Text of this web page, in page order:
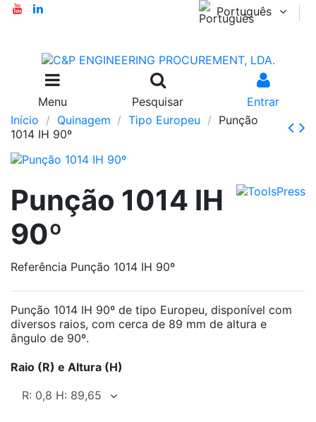
Português
Menu Pesquisar
Entrar
Início
Quinagem Tipo Europeu
Punção
1014 IH 90º
Punção 1014 IH
90º
Referência Punção 1014 IH 90º
Punção 1014 IH 90º de tipo Europeu, disponível com
diversos raios, com cerca de 89 mm de altura e
ângulo de 90º.
Raio (R) e Altura (H)